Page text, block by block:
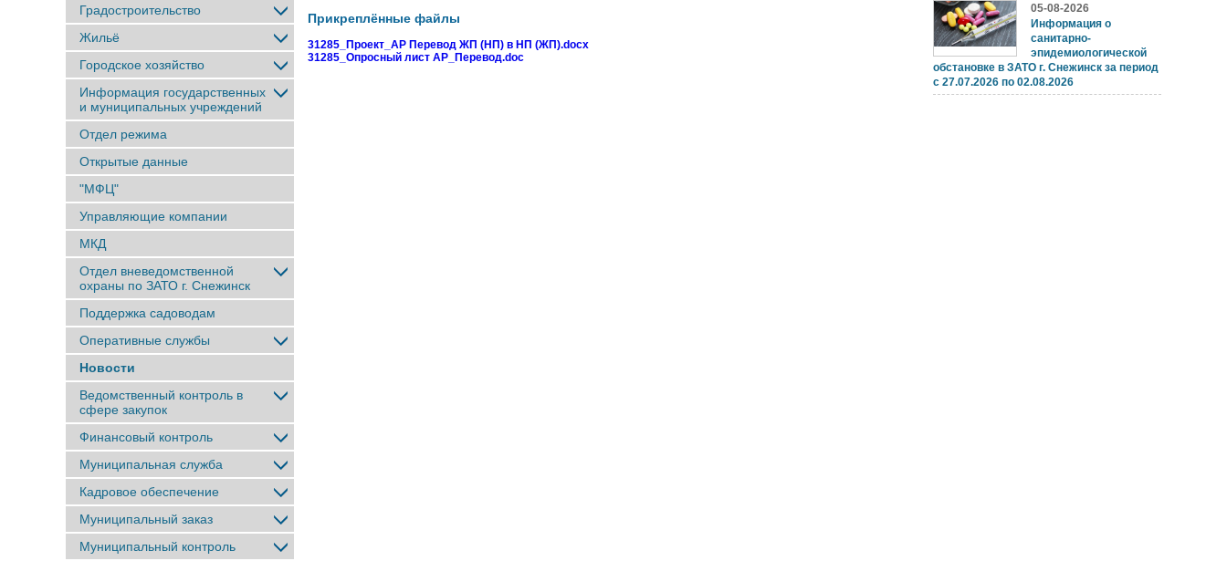
Градостроительство
Жильё
Городское хозяйство
Информация государственных
и муниципальных учреждений
Отдел режима
Открытые данные
"МФЦ"
Управляющие компании
МКД
Отдел вневедомственной
охраны по ЗАТО г. Снежинск
Поддержка садоводам
Оперативные службы
Новости
Ведомственный контроль в
сфере закупок
Финансовый контроль
Муниципальная служба
Кадровое обеспечение
Муниципальный заказ
Муниципальный контроль
Прикреплённые файлы
31285_Проект_АР Перевод ЖП (НП) в НП (ЖП).docx
31285_Опросный лист АР_Перевод.doc
05-08-2026
Информация о
санитарно-
эпидемиологической
обстановке в ЗАТО г. Снежинск за период
с 27.07.2026 по 02.08.2026